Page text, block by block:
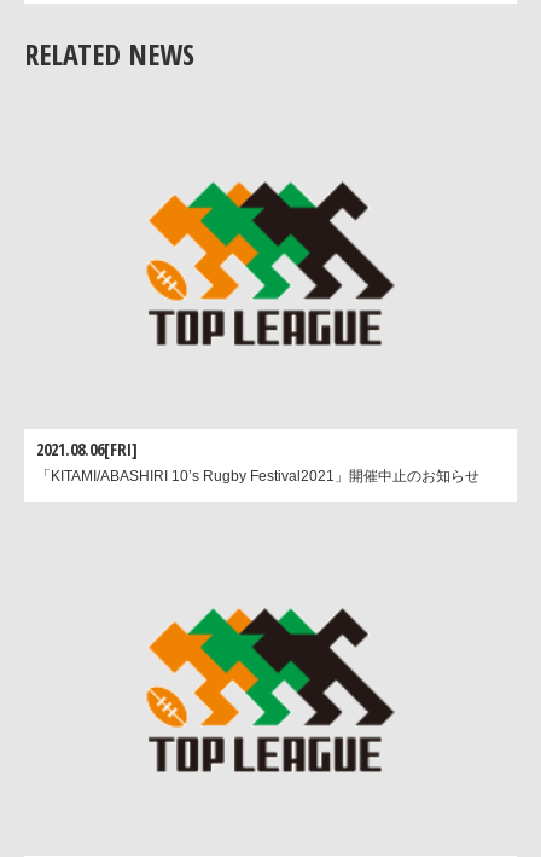
月に近鉄花園ラグビー場にて行われたチャリティーマッチに引
続き、今シーズン大阪府下3会場（近鉄花園ラグビー場/大阪長
RELATED NEWS
2021.08.06[FRI]
「KITAMI/ABASHIRI 10’s Rugby Festival2021」開催中止のお知らせ